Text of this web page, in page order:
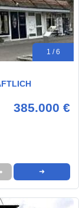
1 / 6
385.000 €
➜